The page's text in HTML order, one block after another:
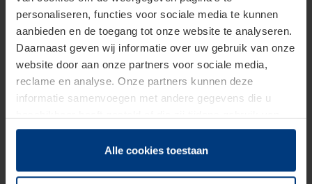
personaliseren, functies voor sociale media te kunnen
aanbieden en de toegang tot onze website te analyseren.
Daarnaast geven wij informatie over uw gebruik van onze
website door aan onze partners voor sociale media,
reclame en analyse. Onze partners kunnen deze
informatie samenvoegen met andere gegevens die u
hun diensten hebben verzameld.
Juridisch hebben wij het recht om cookies op uw
Alle cookies toestaan